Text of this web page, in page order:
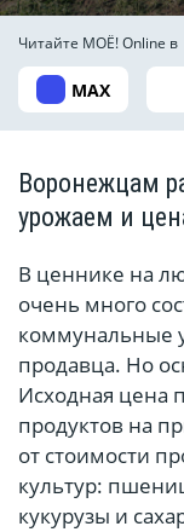
Читайте МОЁ! Online в
MAX
Воронежцам
урожаем и
В ценнике на
очень много
коммунальные
продавца. Но
Исходная цена
продуктов на
от стоимости
культур:
кукурузы и